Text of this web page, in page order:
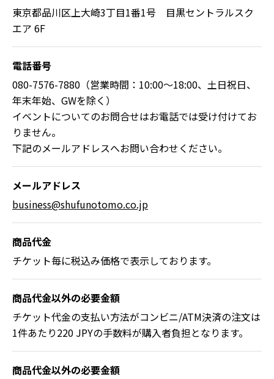
東京都品川区上大崎3丁目1番1号 目黒セントラルスク
エア 6F
電話番号
080-7576-7880（営業時間：10:00～18:00、土日祝日、
年末年始、GWを除く）
イベントについてのお問合せはお電話では受け付けてお
りません。
下記のメールアドレスへお問い合わせください。
メールアドレス
business@shufunotomo.co.jp
商品代金
チケット毎に税込み価格で表示しております。
商品代金以外の必要金額
チケット代金の支払い方法がコンビニ/ATM決済の注文は
1件あたり220 JPYの手数料が購入者負担となります。
商品代金以外の必要金額